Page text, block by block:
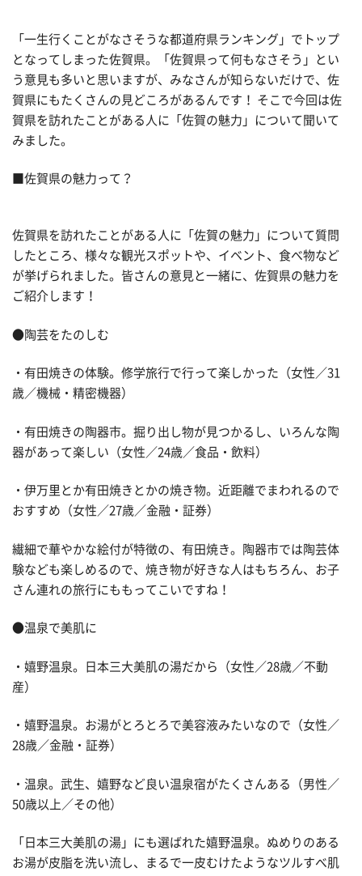
「一生行くことがなさそうな都道府県ランキング」でトップ
となってしまった佐賀県。「佐賀県って何もなさそう」とい
う意見も多いと思いますが、みなさんが知らないだけで、佐
賀県にもたくさんの見どころがあるんです！ そこで今回は佐
賀県を訪れたことがある人に「佐賀の魅力」について聞いて
みました。
■佐賀県の魅力って？
佐賀県を訪れたことがある人に「佐賀の魅力」について質問
したところ、様々な観光スポットや、イベント、食べ物など
が挙げられました。皆さんの意見と一緒に、佐賀県の魅力を
ご紹介します！
●陶芸をたのしむ
・有田焼きの体験。修学旅行で行って楽しかった（女性／31
歳／機械・精密機器）
・有田焼きの陶器市。掘り出し物が見つかるし、いろんな陶
器があって楽しい（女性／24歳／食品・飲料）
・伊万里とか有田焼きとかの焼き物。近距離でまわれるので
おすすめ（女性／27歳／金融・証券）
繊細で華やかな絵付が特徴の、有田焼き。陶器市では陶芸体
験なども楽しめるので、焼き物が好きな人はもちろん、お子
さん連れの旅行にももってこいですね！
●温泉で美肌に
・嬉野温泉。日本三大美肌の湯だから（女性／28歳／不動
産）
・嬉野温泉。お湯がとろとろで美容液みたいなので（女性／
28歳／金融・証券）
・温泉。武生、嬉野など良い温泉宿がたくさんある（男性／
50歳以上／その他）
「日本三大美肌の湯」にも選ばれた嬉野温泉。ぬめりのある
お湯が皮脂を洗い流し、まるで一皮むけたようなツルすべ肌